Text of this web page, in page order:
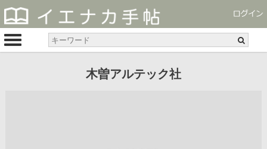
木曽アルテック社